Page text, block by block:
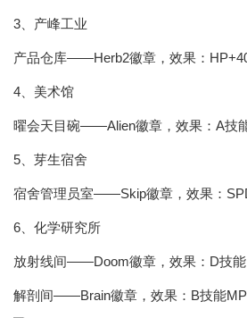
3、产峰工业
产品仓库——Herb2徽章，效果：
4、美术馆
曜会天目碗——Alien徽章，效果：A技能
5、芽生宿舍
宿舍管理员室——Skip徽章，效果：
6、化学研究所
放射线间——Doom徽章，效果：D技能
解剖间——Brain徽章，效果：B技能MP-